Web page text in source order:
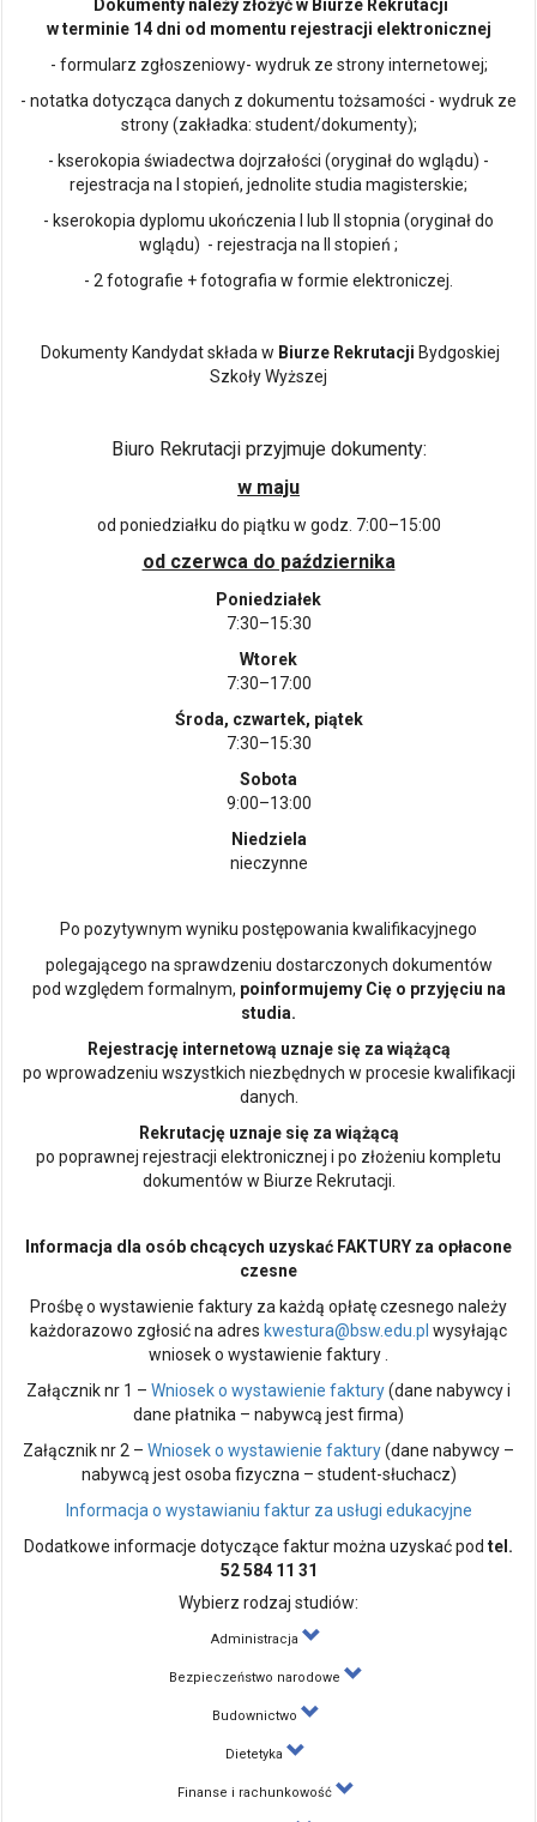
Dokumenty należy złożyć w Biurze Rekrutacji
w terminie 14 dni od momentu rejestracji elektronicznej
- formularz zgłoszeniowy- wydruk ze strony internetowej;
- notatka dotycząca danych z dokumentu tożsamości - wydruk ze
strony (zakładka: student/dokumenty);
- kserokopia świadectwa dojrzałości (oryginał do wglądu) -
rejestracja na I stopień, jednolite studia magisterskie;
- kserokopia dyplomu ukończenia I lub II stopnia (oryginał do
wglądu) - rejestracja na II stopień ;
- 2 fotografie + fotografia w formie elektroniczej.
Dokumenty Kandydat składa w Biurze Rekrutacji Bydgoskiej
Szkoły Wyższej
Biuro Rekrutacji przyjmuje dokumenty:
w maju
od poniedziałku do piątku w godz. 7:00–15:00
od czerwca do października
Poniedziałek
7:30–15:30
Wtorek
7:30–17:00
Środa, czwartek, piątek
7:30–15:30
Sobota
9:00–13:00
Niedziela
nieczynne
Po pozytywnym wyniku postępowania kwalifikacyjnego
polegającego na sprawdzeniu dostarczonych dokumentów
pod względem formalnym, poinformujemy Cię o przyjęciu na
studia.
Rejestrację internetową uznaje się za wiążącą
po wprowadzeniu wszystkich niezbędnych w procesie kwalifikacji
danych.
Rekrutację uznaje się za wiążącą
po poprawnej rejestracji elektronicznej i po złożeniu kompletu
dokumentów w Biurze Rekrutacji.
Informacja dla osób chcących uzyskać FAKTURY za opłacone
czesne
Prośbę o wystawienie faktury za każdą opłatę czesnego należy
każdorazowo zgłosić na adres kwestura@bsw.edu.pl wysyłając
wniosek o wystawienie faktury .
Załącznik nr 1 – Wniosek o wystawienie faktury(dane nabywcy i
dane płatnika – nabywcą jest firma)
Załącznik nr 2 – Wniosek o wystawienie faktury(dane nabywcy –
nabywcą jest osoba fizyczna – student-słuchacz)
Informacja o wystawianiu faktur za usługi edukacyjne
Dodatkowe informacje dotyczące faktur można uzyskać pod tel.
52 584 11 31
Wybierz rodzaj studiów:
Administracja
Bezpieczeństwo narodowe
Budownictwo
Dietetyka
Finanse i rachunkowość